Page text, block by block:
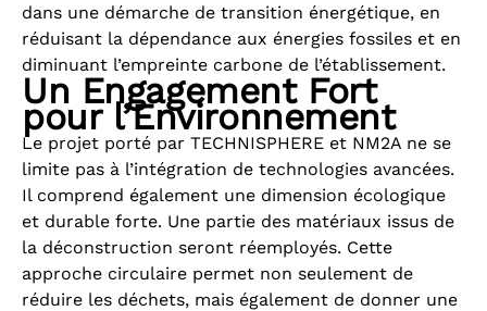
dans une démarche de transition énergétique, en
réduisant la dépendance aux énergies fossiles et en
diminuant l’empreinte carbone de l’établissement.
Un Engagement Fort
pour l’Environnement
Le projet porté par TECHNISPHERE et NM2A ne se
limite pas à l’intégration de technologies avancées.
Il comprend également une dimension écologique
et durable forte. Une partie des matériaux issus de
la déconstruction seront réemployés. Cette
approche circulaire permet non seulement de
réduire les déchets, mais également de donner une